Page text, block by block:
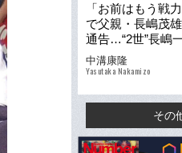
「お前はもう戦
で父親・長嶋茂
通告…“2世”長嶋
うして終わった
中溝康隆
Yasutaka Nakamizo
その